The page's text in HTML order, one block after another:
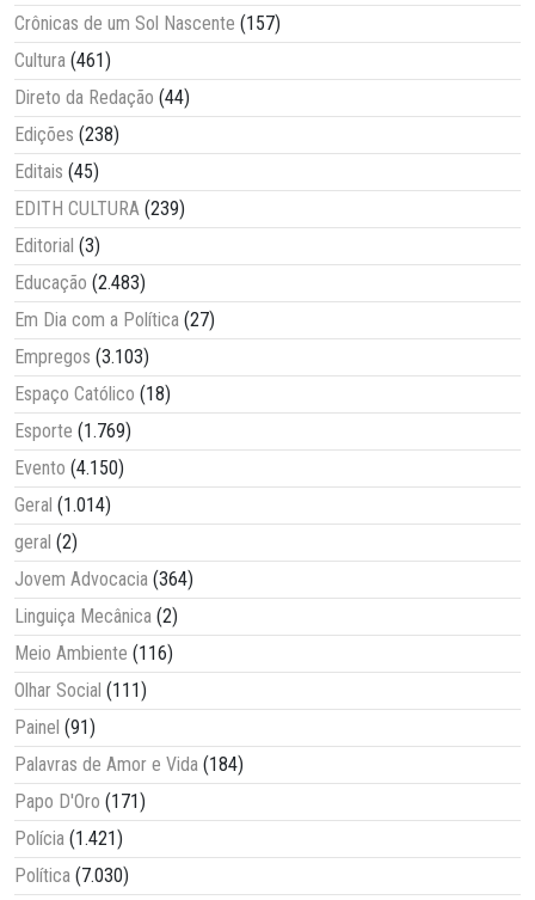
Crônicas de um Sol Nascente (157)
Cultura (461)
Direto da Redação (44)
Edições (238)
Editais (45)
EDITH CULTURA (239)
Editorial (3)
Educação (2.483)
Em Dia com a Política (27)
Empregos (3.103)
Espaço Católico (18)
Esporte (1.769)
Evento (4.150)
Geral (1.014)
geral (2)
Jovem Advocacia (364)
Linguiça Mecânica (2)
Meio Ambiente (116)
Olhar Social (111)
Painel (91)
Palavras de Amor e Vida (184)
Papo D'Oro (171)
Polícia (1.421)
Política (7.030)